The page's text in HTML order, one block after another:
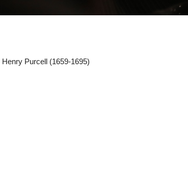
Henry Purcell (1659-1695)